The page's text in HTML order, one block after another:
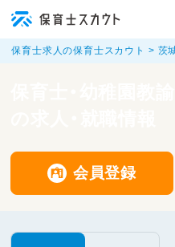
保育士求人の保育士スカウト 茨
会員登録